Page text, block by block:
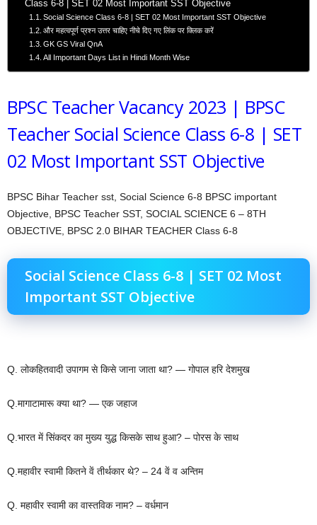
Class 6-8 | SET 02 Most Important SST Objective
Social Science Class 6-8 | SET 02 Most Important SST Objective
और महत्वपूर्ण प्रश्न उत्तर चाहिए नीचे दिए गए लिंक पर क्लिक करें
GK GS Viral QnA
All Important Days List in Hindi Month Wise
BPSC Teacher Vacancy 2023 | BPSC
Teacher Social Science Class 6-8 | SET
02 Most Important SST Objective
BPSC Bihar Teacher sst, Social Science 6-8 BPSC important
Objective, BPSC Teacher SST, SOCIAL SCIENCE 6 – 8TH
OBJECTIVE, BPSC 2.0 BIHAR TEACHER Class 6-8
Social Science Class 6-8 | SET 02 Most
Important SST Objective
Q. लोकहितवादी उपागम से किसे जाना जाता था? — गोपाल हरि देशमुख
Q.मागाटामारू क्या था? — एक जहाज
Q.भारत में सिंकदर का मुख्य युद्ध किसके साथ हुआ? – पोरस के साथ
Q.महावीर स्वामी कितने वें तीर्थकार थे? – 24 वें व अन्तिम
Q. महावीर स्वामी का वास्तविक नाम? – वर्धमान